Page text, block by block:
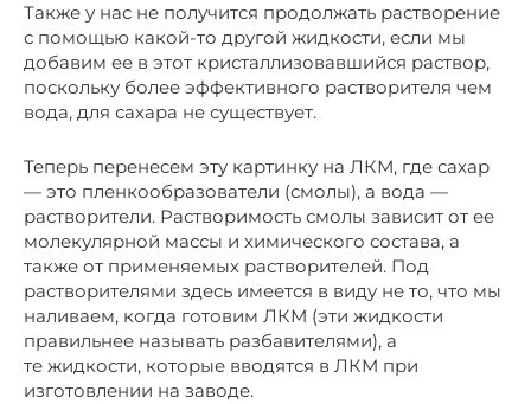
Также у нас не получится продолжать растворение
с помощью какой-то другой жидкости, если мы
добавим ее в этот кристаллизовавшийся раствор,
поскольку более эффективного растворителя чем
вода, для сахара не существует.
Теперь перенесем эту картинку на ЛКМ, где сахар
— это пленкообразователи (смолы), а вода —
растворители. Растворимость смолы зависит от ее
молекулярной массы и химического состава, а
также от применяемых растворителей. Под
растворителями здесь имеется в виду не то, что мы
наливаем, когда готовим ЛКМ (эти жидкости
правильнее называть разбавителями), а
те жидкости, которые вводятся в ЛКМ при
изготовлении на заводе.